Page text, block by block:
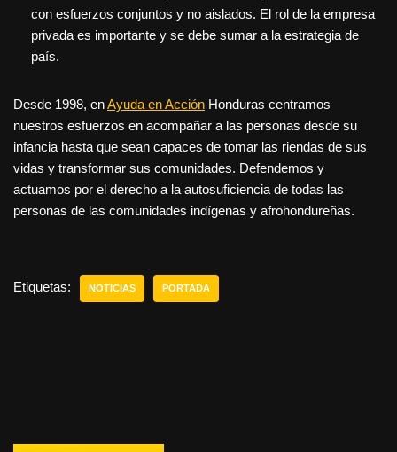
con esfuerzos conjuntos y no aislados. El rol de la empresa
privada es importante y se debe sumar a la estrategia de
país.
Desde 1998, enAyuda en Acción Honduras centramos
nuestros esfuerzos en acompañar a las personas desde su
infancia hasta que sean capaces de tomar las riendas de sus
vidas y transformar sus comunidades. Defendemos y
actuamos por el derecho a la autosuficiencia de todas las
personas de las comunidades indígenas y afrohondureñas.
Etiquetas: NOTICIAS PORTADA